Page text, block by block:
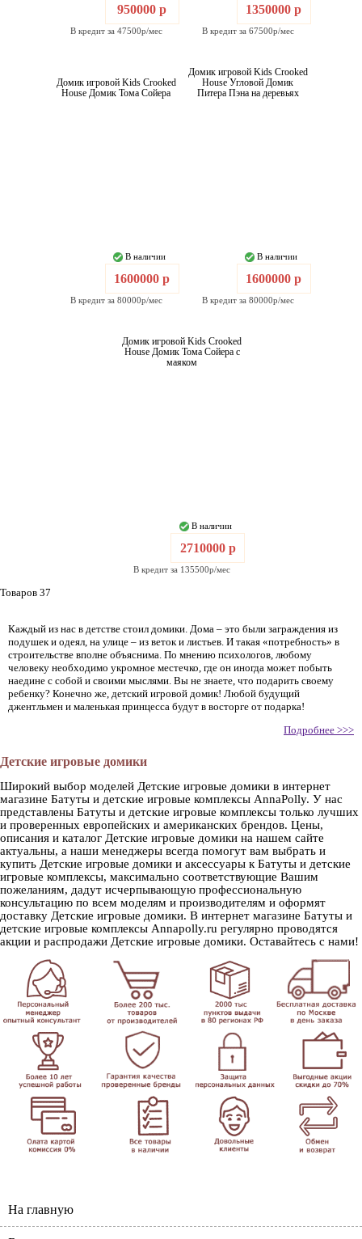
950000 р
В кредит за 47500р/мес
1350000 р
В кредит за 67500р/мес
Домик игровой Kids Crooked
House Домик Тома Сойера
В наличии
1600000 р
В кредит за 80000р/мес
Домик игровой Kids Crooked
House Угловой Домик
Питера Пэна на деревьях
В наличии
1600000 р
В кредит за 80000р/мес
Домик игровой Kids Crooked
House Домик Тома Сойера с
маяком
В наличии
2710000 р
В кредит за 135500р/мес
Товаров 37
Каждый из нас в детстве стоил домики. Дома – это были заграждения из
подушек и одеял, на улице – из веток и листьев. И такая «потребность» в
строительстве вполне объяснима. По мнению психологов, любому
человеку необходимо укромное местечко, где он иногда может побыть
наедине с собой и своими мыслями. Вы не знаете, что подарить своему
ребенку? Конечно же, детский игровой домик! Любой будущий
джентльмен и маленькая принцесса будут в восторге от подарка!
Подробнее >>>
Детские игровые домики
Широкий выбор моделей Детские игровые домики в интернет
магазине Батуты и детские игровые комплексы AnnaPolly. У нас
представлены Батуты и детские игровые комплексы только лучших
и проверенных европейских и американских брендов. Цены,
описания и каталог Детские игровые домики на нашем сайте
актуальны, а наши менеджеры всегда помогут вам выбрать и
купить Детские игровые домики и аксессуары к Батуты и детские
игровые комплексы, максимально соответствующие Вашим
пожеланиям, дадут исчерпывающую профессиональную
консультацию по всем моделям и производителям и оформят
доставку Детские игровые домики. В интернет магазине Батуты и
детские игровые комплексы Annapolly.ru регулярно проводятся
акции и распродажи Детские игровые домики. Оставайтесь с нами!
На главную